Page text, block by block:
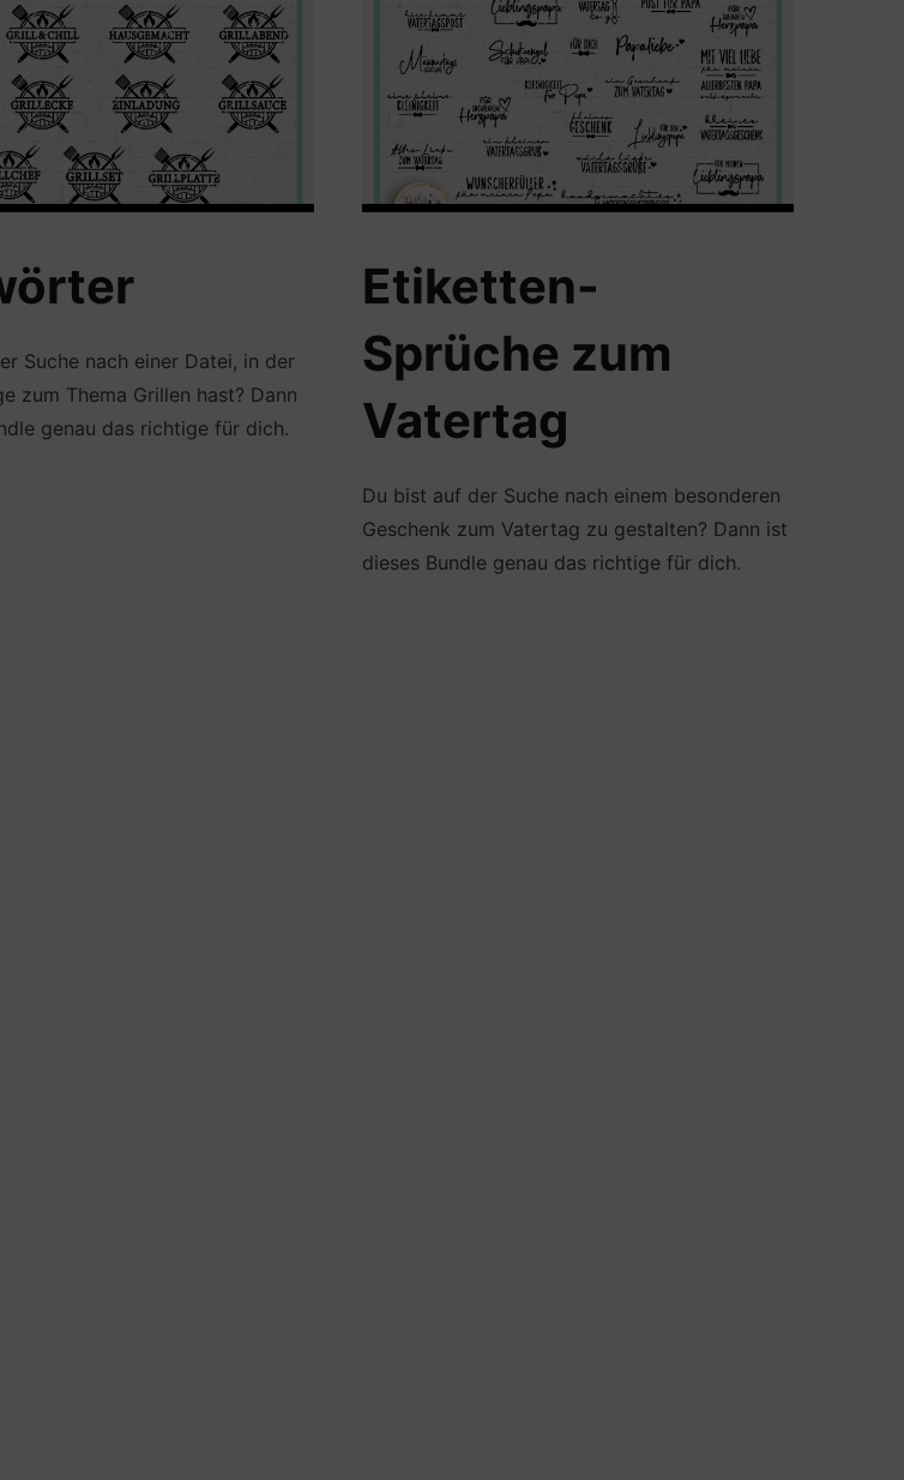
Suche nach einer Datei, in der
zum Thema Grillen hast? Dann
genau das richtige für dich.
Etiketten-
Sprüche zum
Vatertag
Du bist auf der Suche nach einem besonderen
Geschenk zum Vatertag zu gestalten? Dann ist
dieses Bundle genau das richtige für dich.